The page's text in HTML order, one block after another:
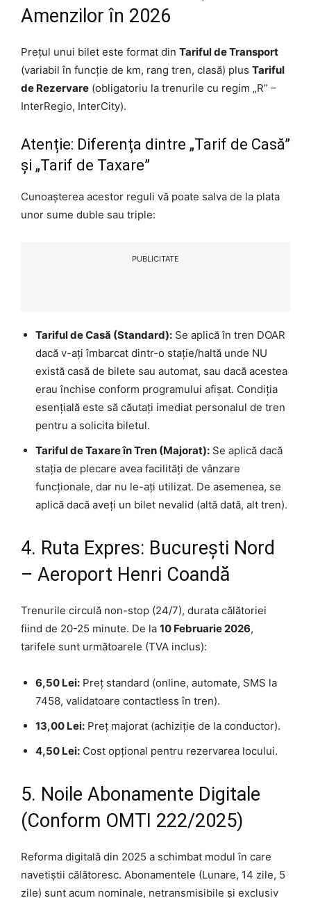
Amenzilor în 2026
Prețul unui bilet este format din Tariful de Transport
(variabil în funcție de km, rang tren, clasă) plus Tariful
de Rezervare (obligatoriu la trenurile cu regim „R” –
InterRegio, InterCity).
Atenție: Diferența dintre „Tarif de Casă”
și „Tarif de Taxare”
Cunoașterea acestor reguli vă poate salva de la plata
unor sume duble sau triple:
PUBLICITATE
Tariful de Casă (Standard): Se aplică în tren DOAR
dacă v-ați îmbarcat dintr-o stație/haltă unde NU
există casă de bilete sau automat, sau dacă acestea
erau închise conform programului afișat. Condiția
esențială este să căutați imediat personalul de tren
pentru a solicita biletul.
Tariful de Taxare în Tren (Majorat): Se aplică dacă
stația de plecare avea facilități de vânzare
funcționale, dar nu le-ați utilizat. De asemenea, se
aplică dacă aveți un bilet nevalid (altă dată, alt tren).
4. Ruta Expres: București Nord
– Aeroport Henri Coandă
Trenurile circulă non-stop (24/7), durata călătoriei
fiind de 20-25 minute. De la 10 Februarie 2026,
tarifele sunt următoarele (TVA inclus):
6,50 Lei: Preț standard (online, automate, SMS la
7458, validatoare contactless în tren).
13,00 Lei: Preț majorat (achiziție de la conductor).
4,50 Lei: Cost opțional pentru rezervarea locului.
5. Noile Abonamente Digitale
(Conform OMTI 222/2025)
Reforma digitală din 2025 a schimbat modul în care
navetiștii călătoresc. Abonamentele (Lunare, 14 zile, 5
zile) sunt acum nominale, netransmisibile și exclusiv